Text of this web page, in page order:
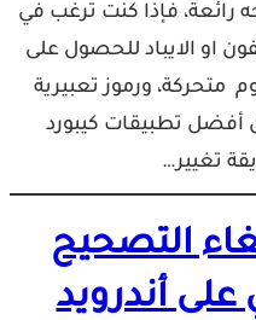
رائعة، فإذا كنت ترغب في
او الايباد للحصول على
متحركة، ورموز تعبيرية
أفضل تطبيقات كيبورد
التصحيح
على أندرويد